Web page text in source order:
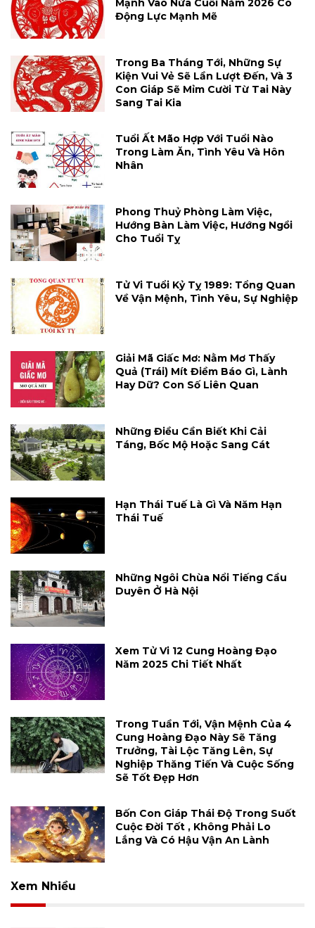
Mạnh Vào Nửa Cuối Năm 2026 Có
Động Lực Mạnh Mẽ
Trong Ba Tháng Tới, Những Sự
Kiện Vui Vẻ Sẽ Lần Lượt Đến, Và 3
Con Giáp Sẽ Mỉm Cười Từ Tai Này
Sang Tai Kia
Tuổi Ất Mão Hợp Với Tuổi Nào
Trong Làm Ăn, Tình Yêu Và Hôn
Nhân
Phong Thuỷ Phòng Làm Việc,
Hướng Bàn Làm Việc, Hướng Ngồi
Cho Tuổi Tỵ
Tử Vi Tuổi Kỷ Tỵ 1989: Tổng Quan
Về Vận Mệnh, Tình Yêu, Sự Nghiệp
Giải Mã Giấc Mơ: Nằm Mơ Thấy
Quả (trái) Mít Điềm Báo Gì, Lành
Hay Dữ? Con Số Liên Quan
Những Điều Cần Biết Khi Cải
Táng, Bốc Mộ Hoặc Sang Cát
Hạn Thái Tuế Là Gì Và Năm Hạn
Thái Tuế
Những Ngôi Chùa Nổi Tiếng Cầu
Duyên Ở Hà Nội
Xem Tử Vi 12 Cung Hoàng Đạo
Năm 2025 Chi Tiết Nhất
Trong Tuần Tới, Vận Mệnh Của 4
Cung Hoàng Đạo Này Sẽ Tăng
Trưởng, Tài Lộc Tăng Lên, Sự
Nghiệp Thăng Tiến Và Cuộc Sống
Sẽ Tốt Đẹp Hơn
Bốn Con Giáp Thái Độ Trong Suốt
Cuộc Đời Tốt , Không Phải Lo
Lắng Và Có Hậu Vận An Lành
Xem Nhiều